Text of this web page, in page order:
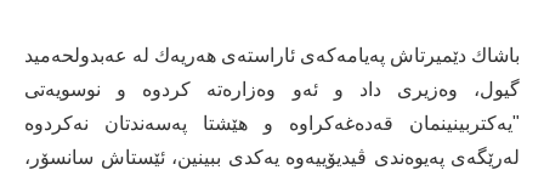
باشاك دێمیرتاش پەیامەكەی ئاراستەی هەریەك لە عەبدولحەمید
گیول، وەزیری داد و ئەو وەزارەتە كردوە و نوسویەتی
"یەكتربینینمان قەدەغەكراوە و هێشتا پەسەندتان نەكردوە
لەرێگەی پەیوەندی ڤیدیۆییەوە یەكدی ببینین، ئێستاش سانسۆر،